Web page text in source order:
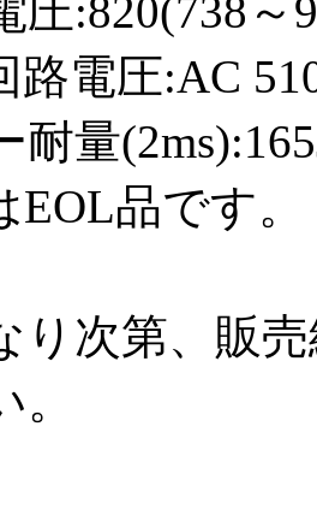
圧:820(738～
路電圧:AC
耐量
品です。
り次第、販